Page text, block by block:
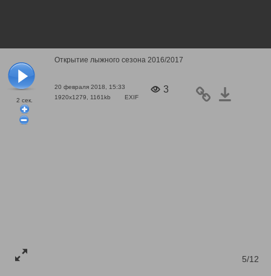
2 сек.
Открытие лыжного сезона 2016/2017
20 февраля 2018, 15:33
1920x1279, 1161kb
EXIF
3
5/12